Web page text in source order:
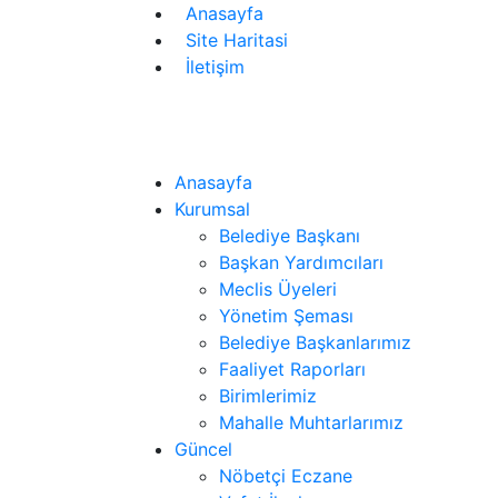
Anasayfa
Site Haritasi
İletişim
Anasayfa
Kurumsal
Belediye Başkanı
Başkan Yardımcıları
Meclis Üyeleri
Yönetim Şeması
Belediye Başkanlarımız
Faaliyet Raporları
Birimlerimiz
Mahalle Muhtarlarımız
Güncel
Nöbetçi Eczane